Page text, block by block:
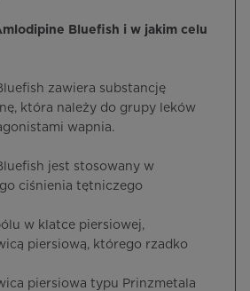
Bluefish i w jakim celu
zawiera substancję
która należy do grupy leków
wapnia.
jest stosowany w
ciśnienia tętniczego
w klatce piersiowej,
piersiową, którego rzadko
piersiowa typu Prinzmetala